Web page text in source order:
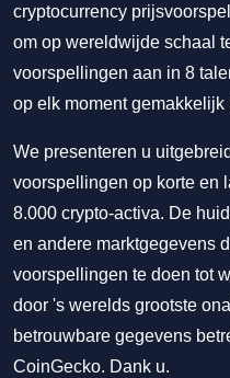
cryptocurrency
om op wereldwijde schaal
voorspellingen aan in 8
op elk moment gemakkelijk
We presenteren u
voorspellingen op korte en
8.000 crypto-activa. De
en andere marktgegevens
voorspellingen te doen tot
door 's werelds grootste
betrouwbare gegevens
CoinGecko. Dank u.